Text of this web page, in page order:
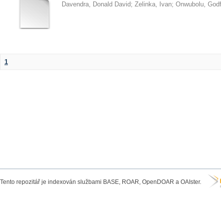
Davendra, Donald David; Zelinka, Ivan; Onwubolu,
1
Tento repozitář je indexován službami BASE, ROAR, OpenDOAR a OAIster.